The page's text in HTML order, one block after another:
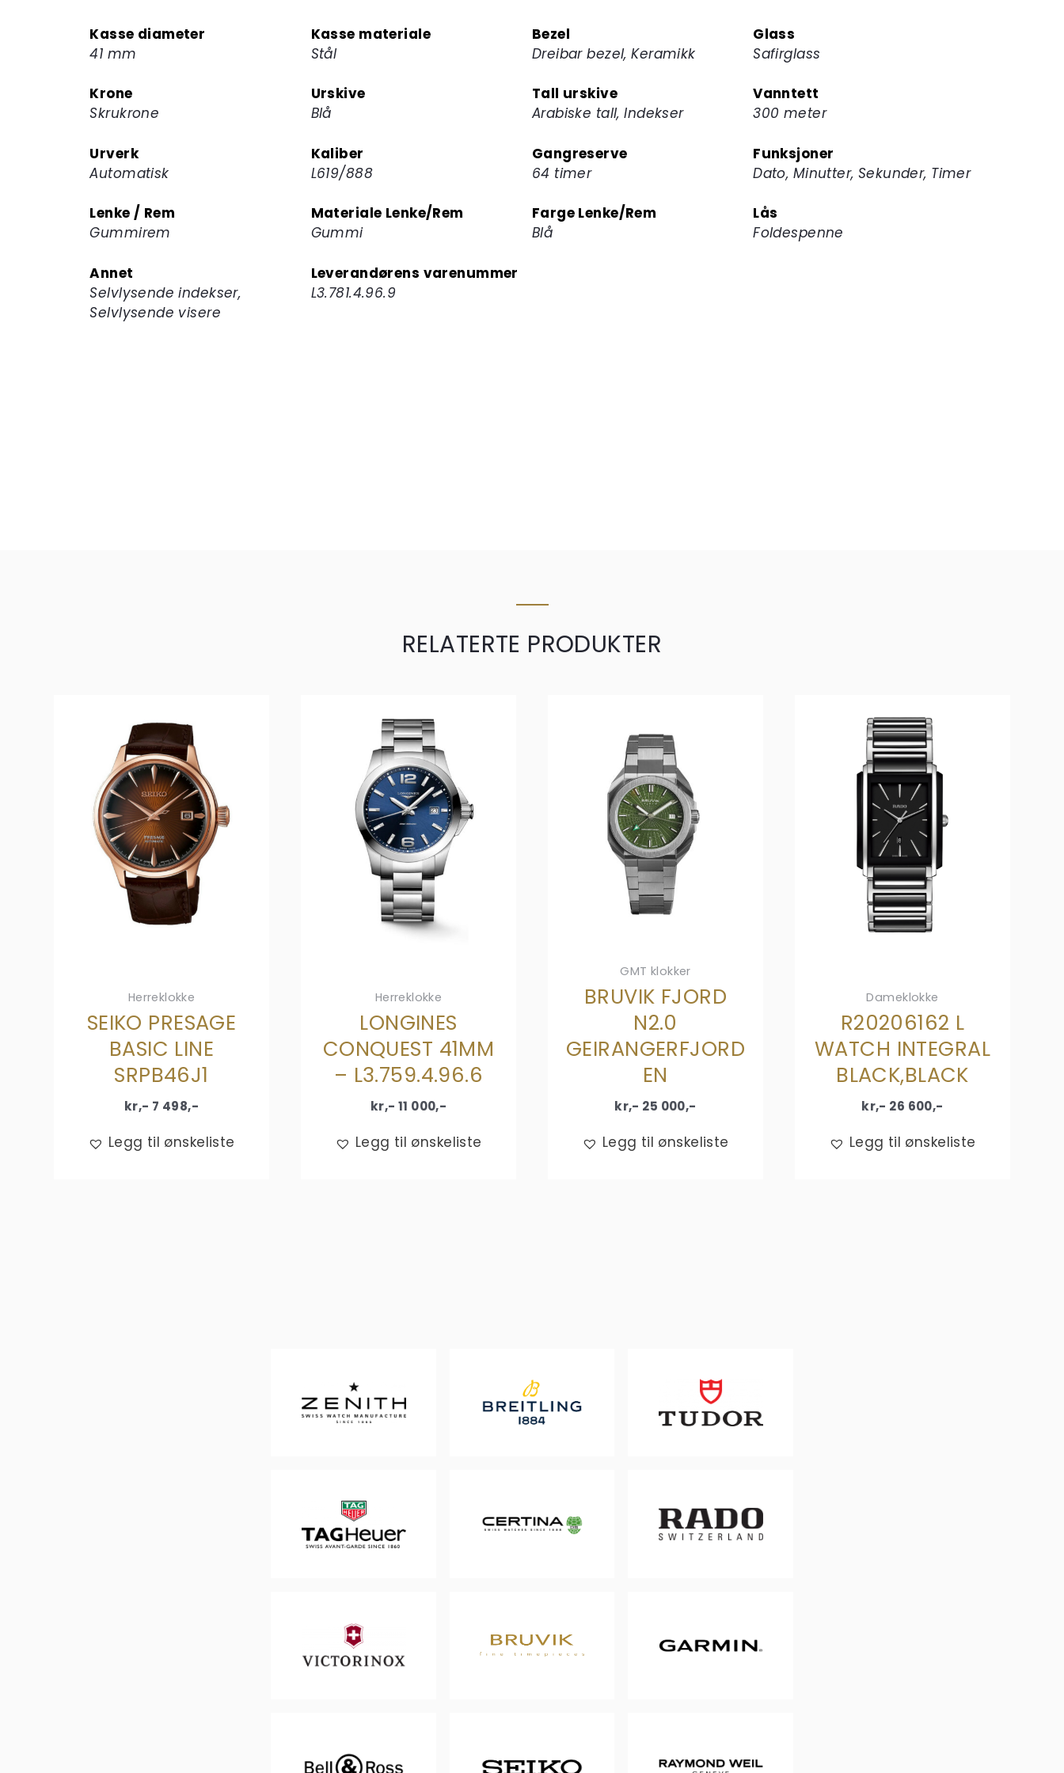
Kasse diameter
41 mm
Kasse materiale
Stål
Bezel
Dreibar bezel, Keramikk
Glass
Safirglass
Krone
Skrukrone
Urskive
Blå
Tall urskive
Arabiske tall, Indekser
Vanntett
300 meter
Urverk
Automatisk
Kaliber
L619/888
Gangreserve
64 timer
Funksjoner
Dato, Minutter, Sekunder, Timer
Lenke / Rem
Gummirem
Materiale Lenke/Rem
Gummi
Farge Lenke/Rem
Blå
Lås
Foldespenne
Annet
Selvlysende indekser,
Selvlysende visere
Leverandørens varenummer
L3.781.4.96.9
RELATERTE PRODUKTER
Herreklokke
SEIKO PRESAGE
BASIC LINE
SRPB46J1
kr,- 7 498,-
Legg til ønskeliste
Herreklokke
LONGINES
CONQUEST 41MM
– L3.759.4.96.6
kr,- 11 000,-
Legg til ønskeliste
GMT klokker
BRUVIK FJORD
N2.0
GEIRANGERFJORD
EN
kr,- 25 000,-
Legg til ønskeliste
Dameklokke
R20206162 L
WATCH INTEGRAL
BLACK,BLACK
kr,- 26 600,-
Legg til ønskeliste